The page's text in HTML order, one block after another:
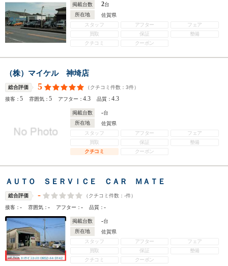
掲載台数 2台
所在地
佐賀県
スタッフ
アフター
フェア
買取
保証
整備
クチコミ
クーポン
（株）マイケル 神埼店
総合評価 5 （クチコミ件数： 3件）
接客：5 雰囲気：5 アフター：4.3 品質：4.3
掲載台数 -台
所在地
佐賀県
スタッフ
アフター
フェア
買取
保証
整備
クチコミ
クーポン
ＡＵＴＯ ＳＥＲＶＩＣＥ ＣＡＲ ＭＡＴＥ
総合評価 - （クチコミ件数： -件）
接客：- 雰囲気：- アフター：- 品質：-
掲載台数 -台
所在地
佐賀県
スタッフ
アフター
フェア
買取
保証
整備
クチコミ
クーポン